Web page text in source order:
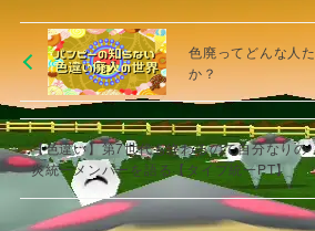
色廃ってどんな人
か？
【色違い】第7世代も終わるので自分なりの
炎統一メンバーを語る【タイプ統一PT】